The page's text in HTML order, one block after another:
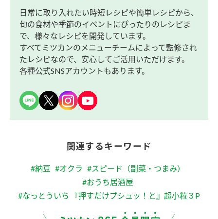
日常に取り入れたい時短レシピや簡単レシピから、
旬の食材や季節のイベントにぴったりのレシピま
で、様々なレシピを開発しています。
すべてミツカンのメニューチームによって監修され
たレシピなので、安心してご活用いただけます。
各種公式SNSアカウントもあります。
関連するキーワード
#納豆 #オクラ #スピード（副菜・つまみ）
#おうち居酒屋
#なっとういち 『押すだけプシュッ！と』超小粒３P